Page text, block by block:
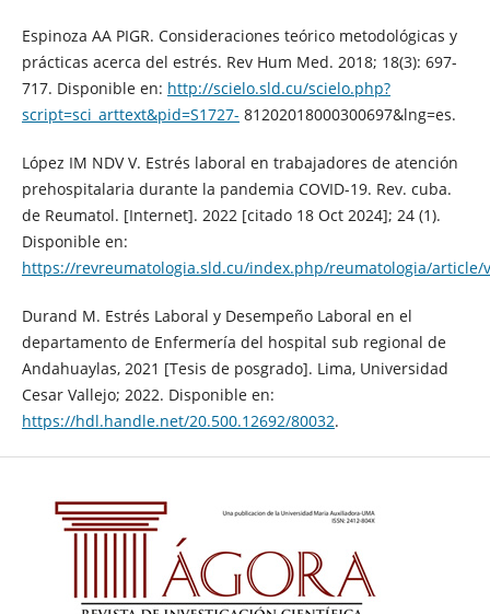
Espinoza AA PIGR. Consideraciones teórico metodológicas y
prácticas acerca del estrés. Rev Hum Med. 2018; 18(3): 697-
717. Disponible en: http://scielo.sld.cu/scielo.php?
script=sci_arttext&pid=S1727- 81202018000300697&lng=es.
López IM NDV V. Estrés laboral en trabajadores de atención
prehospitalaria durante la pandemia COVID-19. Rev. cuba.
de Reumatol. [Internet]. 2022 [citado 18 Oct 2024]; 24 (1).
Disponible en:
https://revreumatologia.sld.cu/index.php/reumatologia/article/
Durand M. Estrés Laboral y Desempeño Laboral en el
departamento de Enfermería del hospital sub regional de
Andahuaylas, 2021 [Tesis de posgrado]. Lima, Universidad
Cesar Vallejo; 2022. Disponible en:
https://hdl.handle.net/20.500.12692/80032.